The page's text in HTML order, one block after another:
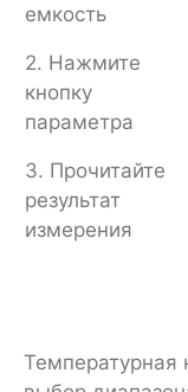
емкость
2. Нажмите
кнопку
параметра
3. Прочитайте
результат
измерения
Температурная